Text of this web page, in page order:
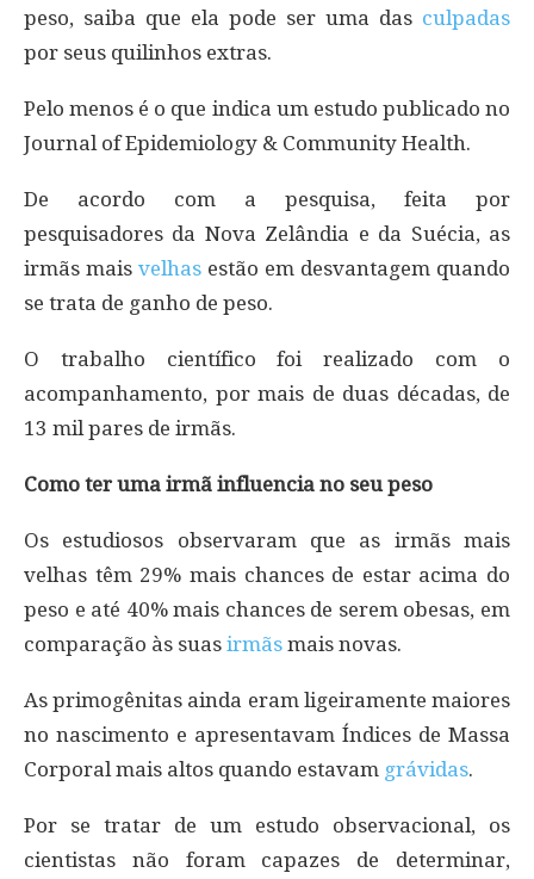
peso, saiba que ela pode ser uma das culpadas
por seus quilinhos extras.
Pelo menos é o que indica um estudo publicado no
Journal of Epidemiology & Community Health.
De acordo com a pesquisa, feita por
pesquisadores da Nova Zelândia e da Suécia, as
irmãs mais velhas estão em desvantagem quando
se trata de ganho de peso.
O trabalho científico foi realizado com o
acompanhamento, por mais de duas décadas, de
13 mil pares de irmãs.
Como ter uma irmã influencia no seu peso
Os estudiosos observaram que as irmãs mais
velhas têm 29% mais chances de estar acima do
peso e até 40% mais chances de serem obesas, em
comparação às suas irmãs mais novas.
As primogênitas ainda eram ligeiramente maiores
no nascimento e apresentavam Índices de Massa
Corporal mais altos quando estavam grávidas.
Por se tratar de um estudo observacional, os
cientistas não foram capazes de determinar,